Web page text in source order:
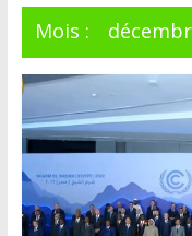
Mois :